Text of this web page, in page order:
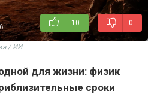
10 0
/ ИИ
для жизни: физик
сроки